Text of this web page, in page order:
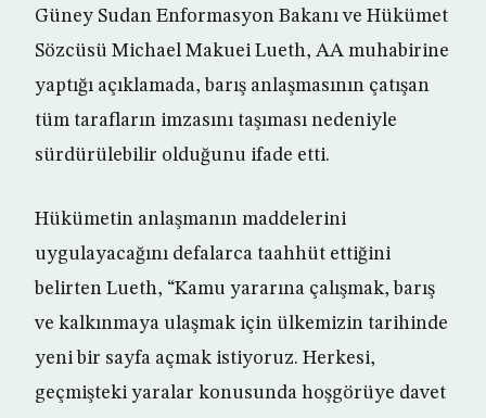
Güney Sudan Enformasyon Bakanı ve Hükümet
Sözcüsü Michael Makuei Lueth, AA muhabirine
yaptığı açıklamada, barış anlaşmasının çatışan
tüm tarafların imzasını taşıması nedeniyle
sürdürülebilir olduğunu ifade etti.
Hükümetin anlaşmanın maddelerini
uygulayacağını defalarca taahhüt ettiğini
belirten Lueth, “Kamu yararına çalışmak, barış
ve kalkınmaya ulaşmak için ülkemizin tarihinde
yeni bir sayfa açmak istiyoruz. Herkesi,
geçmişteki yaralar konusunda hoşgörüye davet